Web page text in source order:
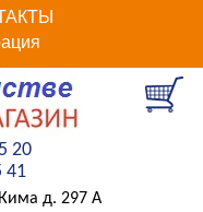
20
41
д. 297 А